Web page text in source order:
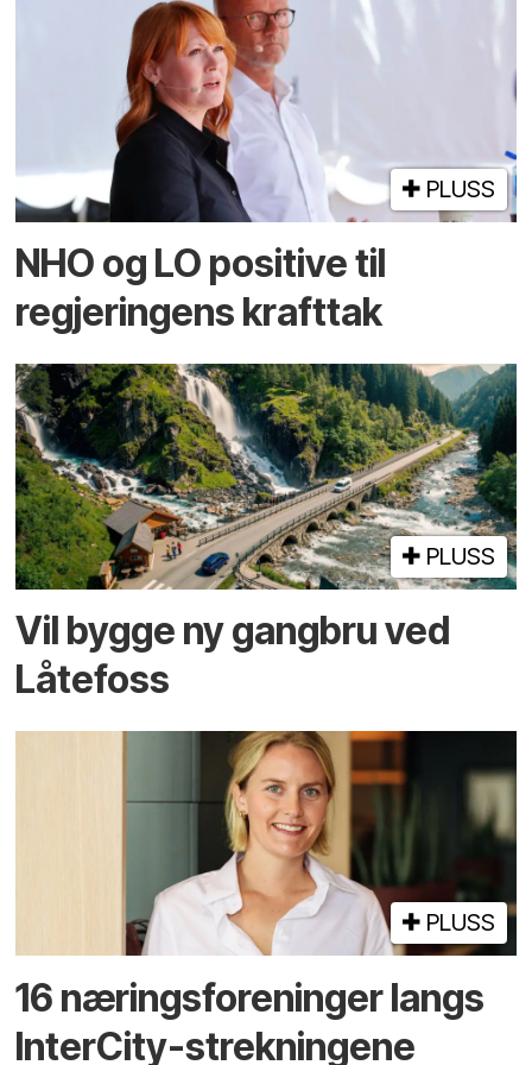
PLUSS
NHO og LO positive til
regjeringens krafttak
PLUSS
Vil bygge ny gangbru ved
Låtefoss
PLUSS
16 næringsforeninger langs
InterCity-strekningene